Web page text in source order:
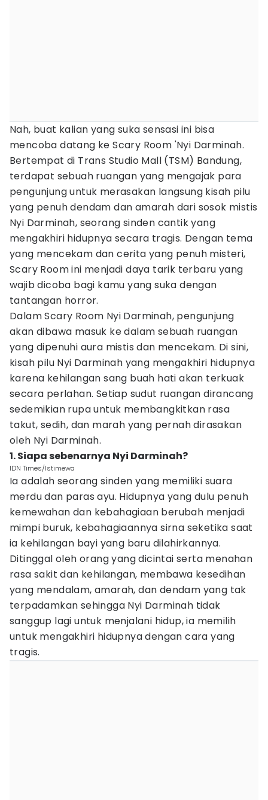
Nah, buat kalian yang suka sensasi ini bisa
mencoba datang ke Scary Room 'Nyi Darminah.
Bertempat di Trans Studio Mall (TSM) Bandung,
terdapat sebuah ruangan yang mengajak para
pengunjung untuk merasakan langsung kisah pilu
yang penuh dendam dan amarah dari sosok mistis
Nyi Darminah, seorang sinden cantik yang
mengakhiri hidupnya secara tragis. Dengan tema
yang mencekam dan cerita yang penuh misteri,
Scary Room ini menjadi daya tarik terbaru yang
wajib dicoba bagi kamu yang suka dengan
tantangan horror.
Dalam Scary Room Nyi Darminah, pengunjung
akan dibawa masuk ke dalam sebuah ruangan
yang dipenuhi aura mistis dan mencekam. Di sini,
kisah pilu Nyi Darminah yang mengakhiri hidupnya
karena kehilangan sang buah hati akan terkuak
secara perlahan. Setiap sudut ruangan dirancang
sedemikian rupa untuk membangkitkan rasa
takut, sedih, dan marah yang pernah dirasakan
oleh Nyi Darminah.
1. Siapa sebenarnya Nyi Darminah?
IDN Times/Istimewa
Ia adalah seorang sinden yang memiliki suara
merdu dan paras ayu. Hidupnya yang dulu penuh
kemewahan dan kebahagiaan berubah menjadi
mimpi buruk, kebahagiaannya sirna seketika saat
ia kehilangan bayi yang baru dilahirkannya.
Ditinggal oleh orang yang dicintai serta menahan
rasa sakit dan kehilangan, membawa kesedihan
yang mendalam, amarah, dan dendam yang tak
terpadamkan sehingga Nyi Darminah tidak
sanggup lagi untuk menjalani hidup, ia memilih
untuk mengakhiri hidupnya dengan cara yang
tragis.